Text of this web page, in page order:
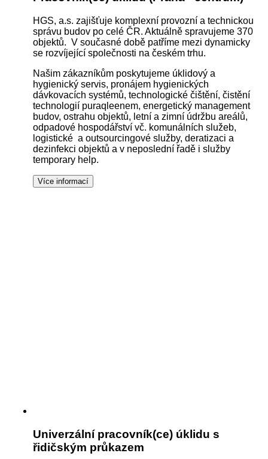
HGS, a.s. zajišťuje komplexní provozní a technickou
správu budov po celé ČR. Aktuálně spravujeme 370
objektů. V současné době patříme mezi dynamicky
se rozvíjející společnosti na českém trhu.
Našim zákazníkům poskytujeme úklidový a
hygienický servis, pronájem hygienických
dávkovacích systémů, technologické čištění, čistění
technologií puraqleenem, energetický management
budov, ostrahu objektů, letní a zimní údržbu areálů,
odpadové hospodářství vč. komunálních služeb,
logistické a outsourcingové služby, deratizaci a
dezinfekci objektů a v neposlední řadě i služby
temporary help.
Univerzální pracovník(ce) úklidu s
řidičským průkazem